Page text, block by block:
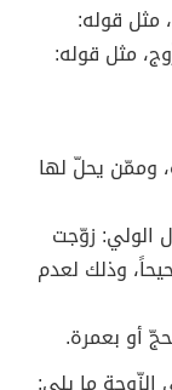
مثل قوله:
مثل قوله:
وممّن يحلّ لها
الولي: زوّجت
وذلك لعدم
أو بعمرة.